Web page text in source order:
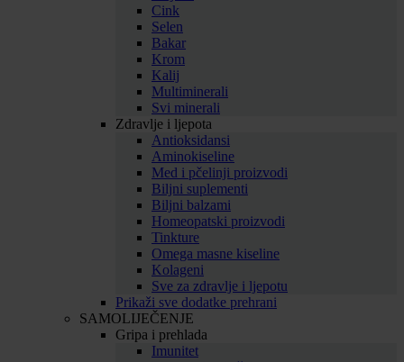
Cink
Selen
Bakar
Krom
Kalij
Multiminerali
Svi minerali
Zdravlje i ljepota
Antioksidansi
Aminokiseline
Med i pčelinji proizvodi
Biljni suplementi
Biljni balzami
Homeopatski proizvodi
Tinkture
Omega masne kiseline
Kolageni
Sve za zdravlje i ljepotu
Prikaži sve dodatke prehrani
SAMOLIJEČENJE
Gripa i prehlada
Imunitet